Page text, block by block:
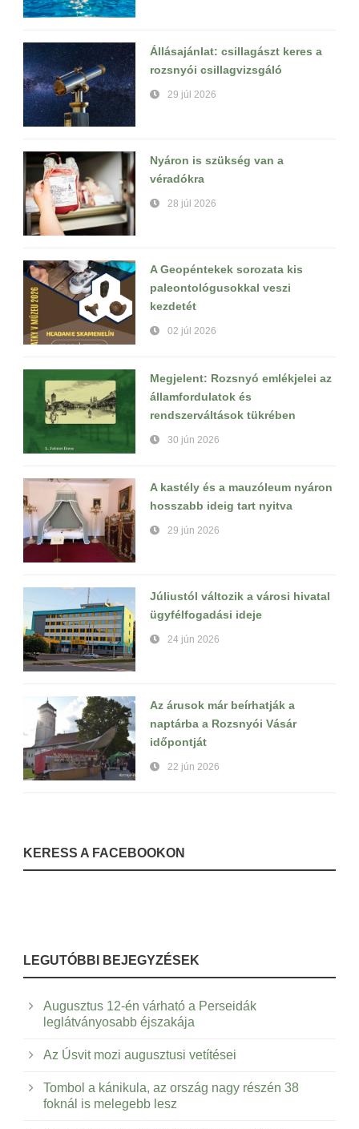
Állásajánlat: csillagászt keres a
rozsnyói csillagvizsgáló
29 júl 2026
Nyáron is szükség van a
véradókra
28 júl 2026
A Geopéntekek sorozata kis
paleontológusokkal veszi
kezdetét
02 júl 2026
Megjelent: Rozsnyó emlékjelei az
államfordulatok és
rendszerváltások tükrében
30 jún 2026
A kastély és a mauzóleum nyáron
hosszabb ideig tart nyitva
29 jún 2026
Júliustól változik a városi hivatal
ügyfélfogadási ideje
24 jún 2026
Az árusok már beírhatják a
naptárba a Rozsnyói Vásár
időpontját
22 jún 2026
KERESS A FACEBOOKON
LEGUTÓBBI BEJEGYZÉSEK
Augusztus 12-én várható a Perseidák
leglátványosabb éjszakája
Az Úsvit mozi augusztusi vetítései
Tombol a kánikula, az ország nagy részén 38
foknál is melegebb lesz